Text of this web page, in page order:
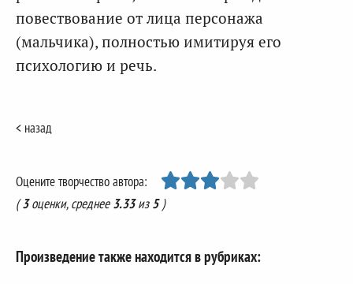
повествование от лица персонажа
(мальчика), полностью имитируя его
психологию и речь.
< назад
Оцените творчество автора:
(3оценки, среднее3.33из5)
Произведение также находится в рубриках: